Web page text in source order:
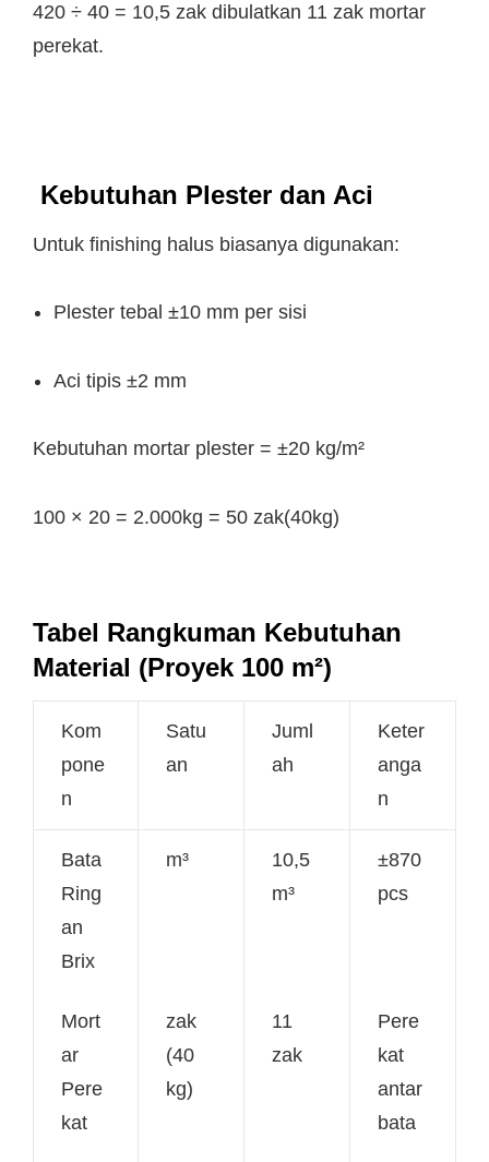
420 ÷ 40 = 10,5 zak dibulatkan 11 zak mortar
perekat.
Kebutuhan Plester dan Aci
Untuk finishing halus biasanya digunakan:
Plester tebal ±10 mm per sisi
Aci tipis ±2 mm
Kebutuhan mortar plester = ±20 kg/m²
100 × 20 = 2.000kg = 50 zak(40kg)
Tabel Rangkuman Kebutuhan
Material (Proyek 100 m²)
Kom
pone
n
Satu
an
Juml
ah
Keter
anga
n
Bata
Ring
an
Brix
m³
10,5
m³
±870
pcs
Mort
ar
Pere
kat
zak
(40
kg)
11
zak
Pere
kat
antar
bata